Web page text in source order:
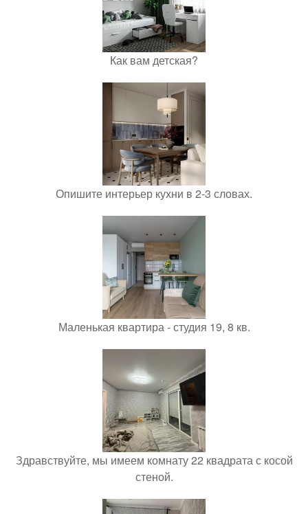
Как вам детская?
Опишите интерьер кухни в 2-3 словах.
Маленькая квартира - студия 19, 8 кв.
Здравствуйте, мы имеем комнату 22 квадрата с косой
стеной.